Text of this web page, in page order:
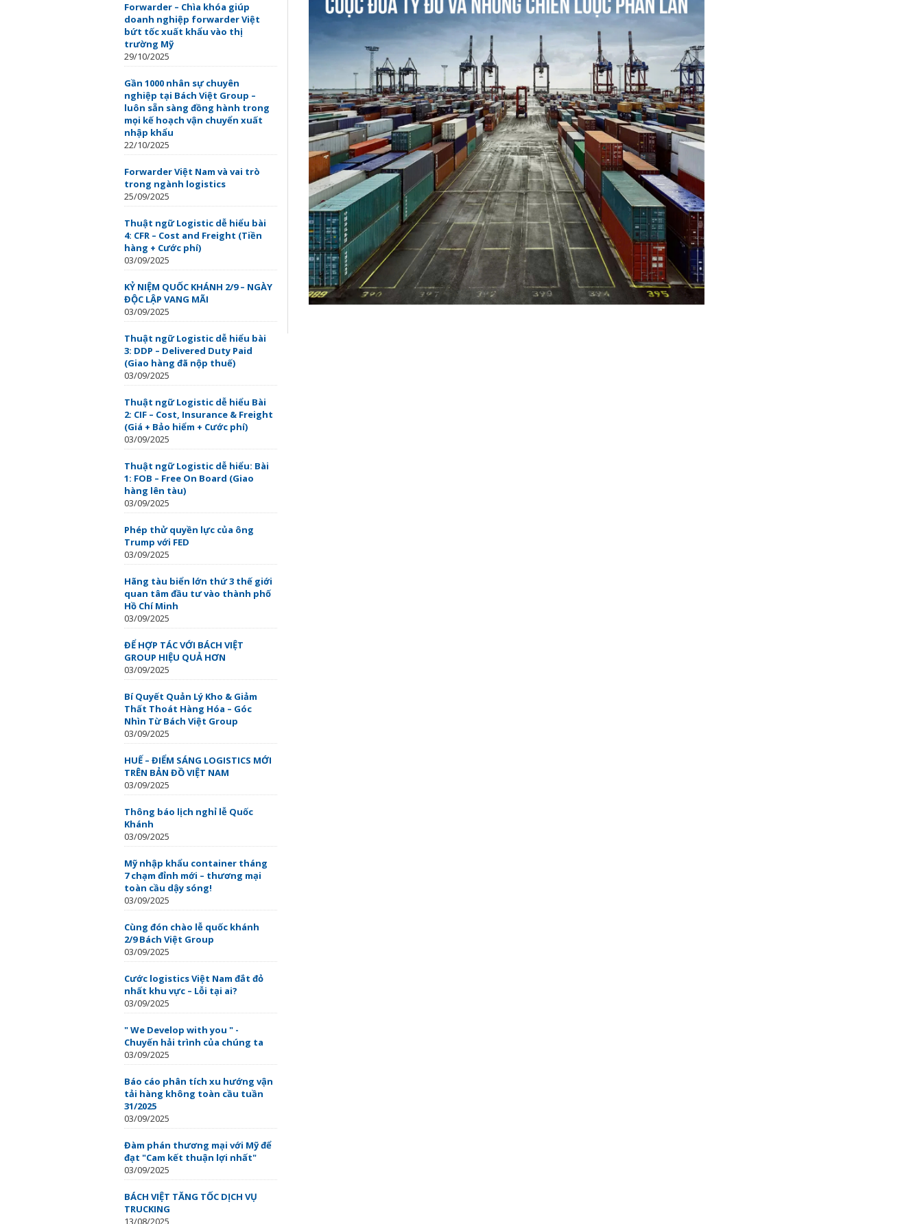
Forwarder – Chìa khóa giúp
doanh nghiệp forwarder Việt
bứt tốc xuất khẩu vào thị
trường Mỹ
29/10/2025
Gần 1000 nhân sự chuyên
nghiệp tại Bách Việt Group –
luôn sẵn sàng đồng hành trong
mọi kế hoạch vận chuyển xuất
nhập khẩu
22/10/2025
Forwarder Việt Nam và vai trò
trong ngành logistics
25/09/2025
Thuật ngữ Logistic dễ hiểu bài
4: CFR – Cost and Freight (Tiền
hàng + Cước phí)
03/09/2025
KỶ NIỆM QUỐC KHÁNH 2/9 – NGÀY
ĐỘC LẬP VANG MÃI
03/09/2025
Thuật ngữ Logistic dễ hiểu bài
3: DDP – Delivered Duty Paid
(Giao hàng đã nộp thuế)
03/09/2025
Thuật ngữ Logistic dễ hiểu Bài
2: CIF – Cost, Insurance & Freight
(Giá + Bảo hiểm + Cước phí)
03/09/2025
Thuật ngữ Logistic dễ hiểu: Bài
1: FOB – Free On Board (Giao
hàng lên tàu)
03/09/2025
Phép thử quyền lực của ông
Trump với FED
03/09/2025
Hãng tàu biển lớn thứ 3 thế giới
quan tâm đầu tư vào thành phố
Hồ Chí Minh
03/09/2025
ĐỂ HỢP TÁC VỚI BÁCH VIỆT
GROUP HIỆU QUẢ HƠN
03/09/2025
Bí Quyết Quản Lý Kho & Giảm
Thất Thoát Hàng Hóa – Góc
Nhìn Từ Bách Việt Group
03/09/2025
HUẾ – ĐIỂM SÁNG LOGISTICS MỚI
TRÊN BẢN ĐỒ VIỆT NAM
03/09/2025
Thông báo lịch nghỉ lễ Quốc
Khánh
03/09/2025
Mỹ nhập khẩu container tháng
7 chạm đỉnh mới – thương mại
toàn cầu dậy sóng!
03/09/2025
Cùng đón chào lễ quốc khánh
2/9 Bách Việt Group
03/09/2025
Cước logistics Việt Nam đắt đỏ
nhất khu vực – Lỗi tại ai?
03/09/2025
" We Develop with you " -
Chuyến hải trình của chúng ta
03/09/2025
Báo cáo phân tích xu hướng vận
tải hàng không toàn cầu tuần
31/2025
03/09/2025
Đàm phán thương mại với Mỹ để
đạt "Cam kết thuận lợi nhất"
03/09/2025
BÁCH VIỆT TĂNG TỐC DỊCH VỤ
TRUCKING
13/08/2025